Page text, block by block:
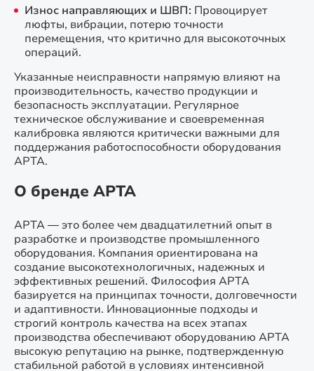
Износ направляющих и ШВП: Провоцирует
люфты, вибрации, потерю точности
перемещения, что критично для высокоточных
операций.
Указанные неисправности напрямую влияют на
производительность, качество продукции и
безопасность эксплуатации. Регулярное
техническое обслуживание и своевременная
калибровка являются критически важными для
поддержания работоспособности оборудования
АРТА.
О бренде АРТА
АРТА — это более чем двадцатилетний опыт в
разработке и производстве промышленного
оборудования. Компания ориентирована на
создание высокотехнологичных, надежных и
эффективных решений. Философия АРТА
базируется на принципах точности, долговечности
и адаптивности. Инновационные подходы и
строгий контроль качества на всех этапах
производства обеспечивают оборудованию АРТА
высокую репутацию на рынке, подтвержденную
стабильной работой в условиях интенсивной